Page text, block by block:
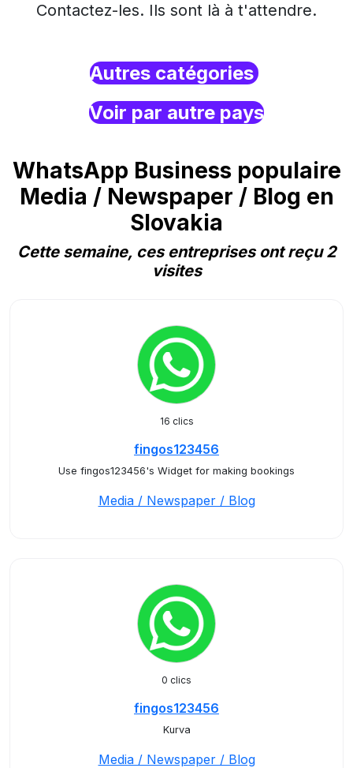
Contactez-les. Ils sont là à t'attendre.
Autres catégories
Voir par autre pays
WhatsApp Business populaire
Media / Newspaper / Blog en
Slovakia
Cette semaine, ces entreprises ont reçu 2
visites
16 clics
fingos123456
Use fingos123456's Widget for making bookings
Media / Newspaper / Blog
0 clics
fingos123456
Kurva
Media / Newspaper / Blog